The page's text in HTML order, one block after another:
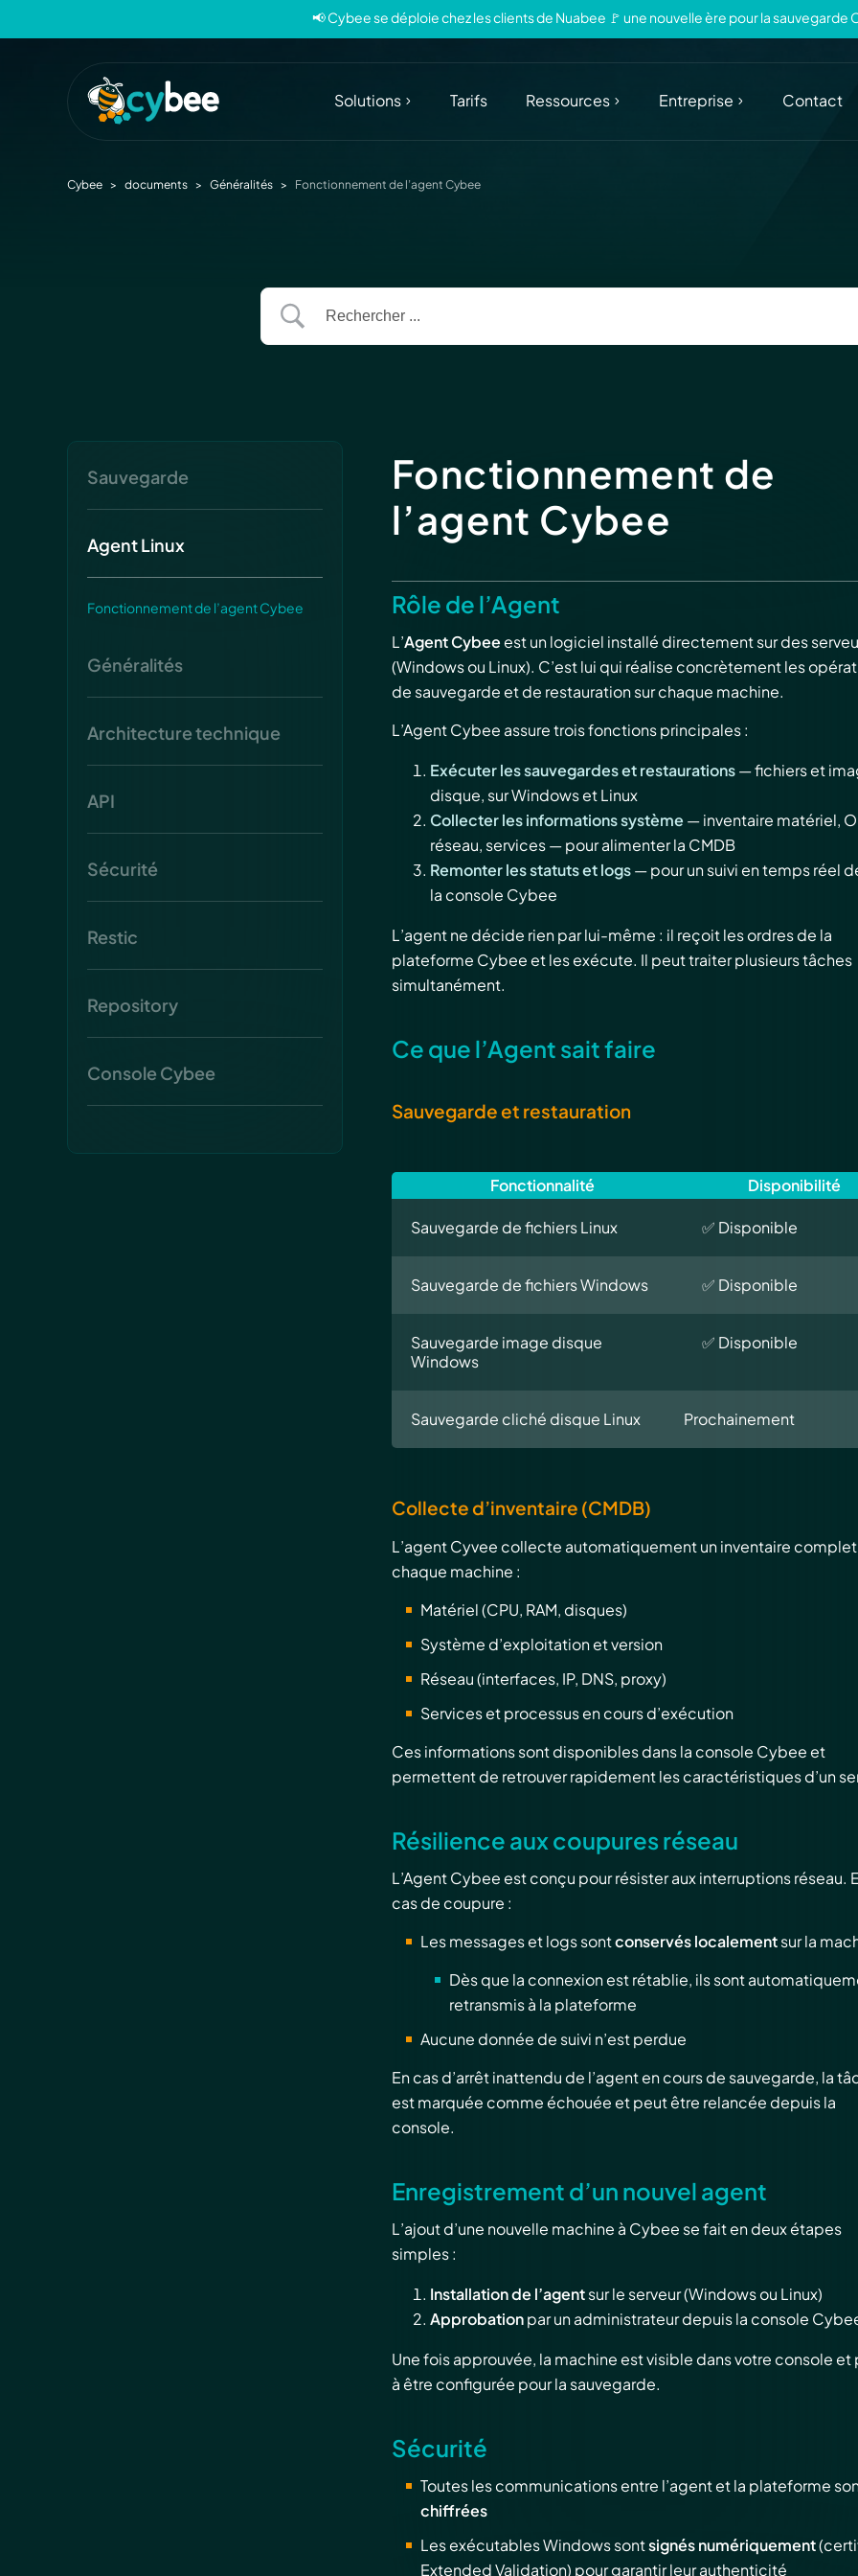
📢 Cybee se déploie chez les clients de Nuabee 🚩 une nouvelle ère pour la sauvegarde
Solutions Tarifs Ressources Entreprise Contact
Cybee > documents > Généralités > Fonctionnement de l’agent Cybee
Sauvegarde
Agent Linux
Fonctionnement de l’agent Cybee
Généralités
Architecture technique
API
Sécurité
Restic
Repository
Console Cybee
Fonctionnement de
l’agent Cybee
Rôle de l’Agent
L’Agent Cybee est un logiciel installé directement sur des
(Windows ou Linux). C’est lui qui réalise concrètement les
de sauvegarde et de restauration sur chaque machine.
L’Agent Cybee assure trois fonctions principales :
Exécuter les sauvegardes et restaurations— fichiers et
disque, sur Windows et Linux
Collecter les informations système — inventaire matériel,
réseau, services — pour alimenter la CMDB
Remonter les statuts et logs— pour un suivi en temps réel
la console Cybee
L’agent ne décide rien par lui-même : il reçoit les ordres de la
plateforme Cybee et les exécute. Il peut traiter plusieurs tâches
simultanément.
Ce que l’Agent sait faire
Sauvegarde et restauration
Fonctionnalité Disponibilité
Sauvegarde de fichiers Linux ✅ Disponible
Sauvegarde de fichiers Windows ✅ Disponible
Sauvegarde image disque
Windows
✅ Disponible
Sauvegarde cliché disque Linux Prochainement
Collecte d’inventaire (CMDB)
L’agent Cyvee collecte automatiquement un inventaire
chaque machine :
Matériel (CPU, RAM, disques)
Système d’exploitation et version
Réseau (interfaces, IP, DNS, proxy)
Services et processus en cours d’exécution
Ces informations sont disponibles dans la console Cybee et
permettent de retrouver rapidement les caractéristiques d’un
Résilience aux coupures réseau
L’Agent Cybee est conçu pour résister aux interruptions réseau.
cas de coupure :
Les messages et logs sontconservés localementsur la
Dès que la connexion est rétablie, ils sont
retransmis à la plateforme
Aucune donnée de suivi n’est perdue
En cas d’arrêt inattendu de l’agent en cours de sauvegarde, la
est marquée comme échouée et peut être relancée depuis la
console.
Enregistrement d’un nouvel agent
L’ajout d’une nouvelle machine à Cybee se fait en deux étapes
simples :
Installation de l’agentsur le serveur (Windows ou Linux)
Approbationpar un administrateur depuis la console
Une fois approuvée, la machine est visible dans votre console et
à être configurée pour la sauvegarde.
Sécurité
Toutes les communications entre l’agent et la plateforme
chiffrées
Les exécutables Windows sontsignés numériquement
Extended Validation) pour garantir leur authenticité